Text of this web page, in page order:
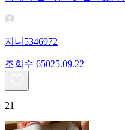
지니5346972
조회수 65025.09.22
21